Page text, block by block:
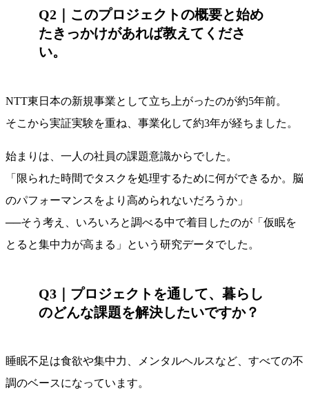
Q2｜このプロジェクトの概要と始め
たきっかけがあれば教えてくださ
い。
NTT東日本の新規事業として立ち上がったのが約5年前。
そこから実証実験を重ね、事業化して約3年が経ちました。
始まりは、一人の社員の課題意識からでした。
「限られた時間でタスクを処理するために何ができるか。脳
のパフォーマンスをより高められないだろうか」
──そう考え、いろいろと調べる中で着目したのが「仮眠を
とると集中力が高まる」という研究データでした。
Q3｜プロジェクトを通して、暮らし
のどんな課題を解決したいですか？
睡眠不足は食欲や集中力、メンタルヘルスなど、すべての不
調のベースになっています。